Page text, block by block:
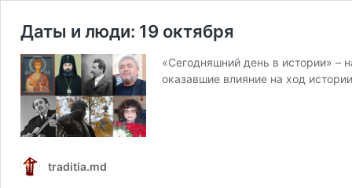
Даты и люди: 19 октября
«Сегодняшний день в истории»
оказавшие влияние на ход
traditia.md